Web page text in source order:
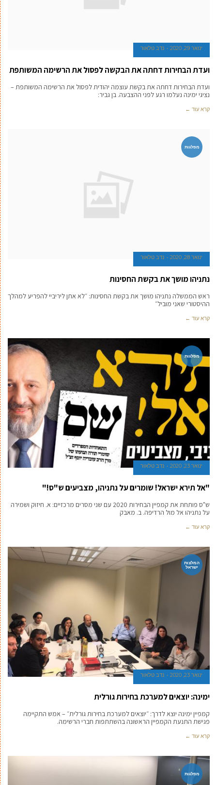
ינואר 29, 2020 נדב טלאור
ועדת הבחירות דחתה את הבקשה לפסול את הרשימה המשותפת
ועדת הבחירות דחתה את בקשת עוצמה יהודית לפסול את הרשימה המשותפת –
נציגי ימינה נעלמו רגע לפני ההצבעה. בן גביר:
קרא עוד ←
מפלגות
ינואר 28, 2020 נדב טלאור
נתניהו מושך את בקשת החסינות
ראש הממשלה נתניהו מושך את בקשת החסינות: ״לא אתן ליריביי להפריע למהלך
ההיסטורי שאני מוביל״
קרא עוד ←
מפלגות
ינואר 23, 2020 נדב טלאור
"אל תירא ישראל! שומרים על נתניהו, מצביעים ש"ס!"
ש"ס פותחת את קמפיין הבחירות 2020 עם שני מסרים מרכזיים: א. חיזוק ושמירה
על נתניהו אל מול הרדיפה. ב. מאבק
קרא עוד ←
המלצות
ישראל
ינואר 23, 2020 נדב טלאור
ימינה: יוצאים למערכת בחירות גורלית
קמפיין ימינה יוצא לדרך: ״יוצאים למערכת בחירות גורלית״ – אמש התקיימה
פגישת התנעת הקמפיין הראשונה בהשתתפות חברי הרשימה.
קרא עוד ←
מפלגות